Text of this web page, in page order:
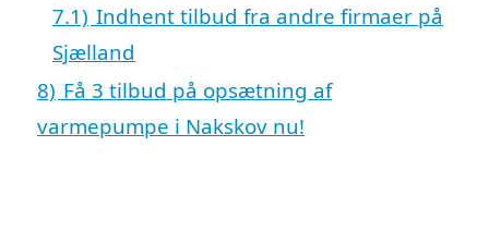
7.1) Indhent tilbud fra andre firmaer på
Sjælland
8) Få 3 tilbud på opsætning af
varmepumpe i Nakskov nu!